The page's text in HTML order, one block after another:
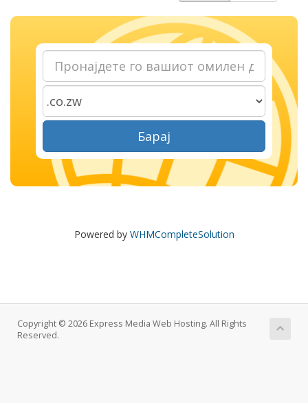
Барај
Powered by WHMCompleteSolution
Copyright © 2026 Express Media Web Hosting. All Rights
Reserved.